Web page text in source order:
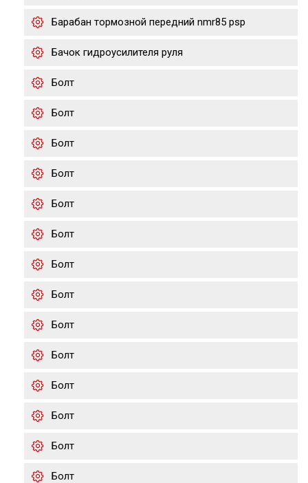
Барабан тормозной передний nmr85 psp
Бачок гидроусилителя руля
Болт
Болт
Болт
Болт
Болт
Болт
Болт
Болт
Болт
Болт
Болт
Болт
Болт
Болт